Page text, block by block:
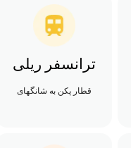
ترانسفر ریلی
قطار پکن به شانگهای